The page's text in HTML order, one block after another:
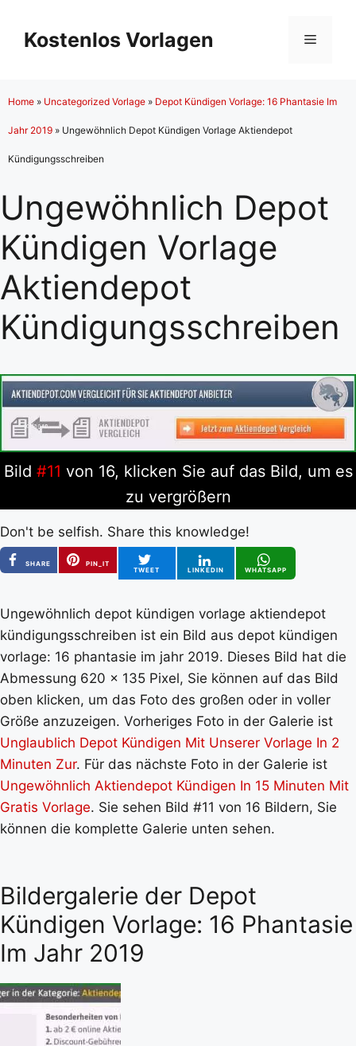
Inhalt
springen
Kostenlos Vorlagen Menü
Home » Uncategorized Vorlage » Depot Kündigen Vorlage: 16 Phantasie Im
Jahr 2019 » Ungewöhnlich Depot Kündigen Vorlage Aktiendepot
Kündigungsschreiben
Ungewöhnlich Depot
Kündigen Vorlage
Aktiendepot
Kündigungsschreiben
Bild #11 von 16, klicken Sie auf das Bild, um es
zu vergrößern
Don't be selfish. Share this knowledge!
SHARE
PIN_IT
TWEET
LINKEDIN WHATSAPP
Ungewöhnlich depot kündigen vorlage aktiendepot
kündigungsschreiben ist ein Bild aus depot kündigen
vorlage: 16 phantasie im jahr 2019. Dieses Bild hat die
Abmessung 620 x 135 Pixel, Sie können auf das Bild
oben klicken, um das Foto des großen oder in voller
Größe anzuzeigen. Vorheriges Foto in der Galerie ist
Unglaublich Depot Kündigen Mit Unserer Vorlage In 2
Minuten Zur. Für das nächste Foto in der Galerie ist
Ungewöhnlich Aktiendepot Kündigen In 15 Minuten Mit
Gratis Vorlage. Sie sehen Bild #11 von 16 Bildern, Sie
können die komplette Galerie unten sehen.
Bildergalerie der Depot
Kündigen Vorlage: 16 Phantasie
Im Jahr 2019